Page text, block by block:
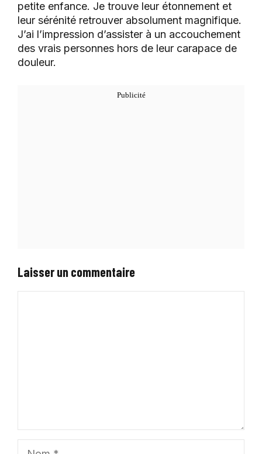
petite enfance. Je trouve leur étonnement et
leur sérénité retrouver absolument magnifique.
J’ai l’impression d’assister à un accouchement
des vrais personnes hors de leur carapace de
douleur.
Laisser un commentaire